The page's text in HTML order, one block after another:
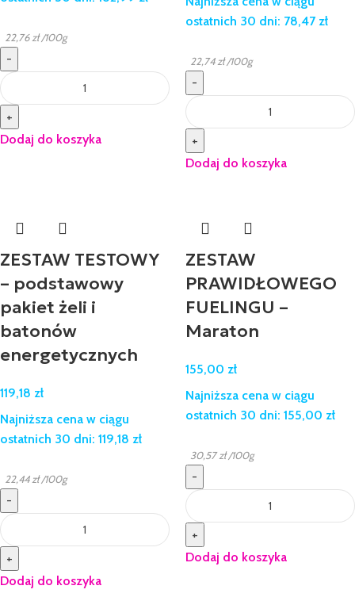
22,76zł /100g
-
+
Dodaj do koszyka
ostatnich 30 dni: 78,47 zł
22,74zł /100g
-
+
Dodaj do koszyka
ZESTAW TESTOWY
– podstawowy
pakiet żeli i
batonów
energetycznych
119,18 zł
Najniższa cena w ciągu
ostatnich 30 dni: 119,18 zł
22,44zł /100g
-
+
Dodaj do koszyka
ZESTAW
PRAWIDŁOWEGO
FUELINGU –
Maraton
155,00 zł
Najniższa cena w ciągu
ostatnich 30 dni: 155,00 zł
30,57zł /100g
-
+
Dodaj do koszyka